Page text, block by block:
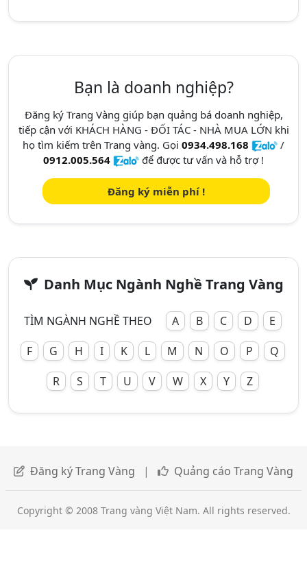
Bạn là doanh nghiệp?
Đăng ký Trang Vàng giúp bạn quảng bá doanh nghiệp,
tiếp cận với KHÁCH HÀNG - ĐỐI TÁC - NHÀ MUA LỚN khi
họ tìm kiếm trên Trang vàng. Gọi 0934.498.168
/
0912.005.564
để được tư vấn và hỗ trợ !
Đăng ký miễn phí !
Danh Mục Ngành Nghề Trang Vàng
TÌM NGÀNH NGHỀ THEO A B C D
E
F
G H I K L M N O P
Q
R
S T U V W X Y Z
Đăng ký Trang Vàng | Quảng cáo Trang Vàng
Copyright © 2008 Trang vàng Việt Nam. All rights reserved.